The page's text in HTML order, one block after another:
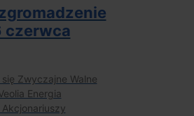
czerwca
Zwyczajne Walne
Energia